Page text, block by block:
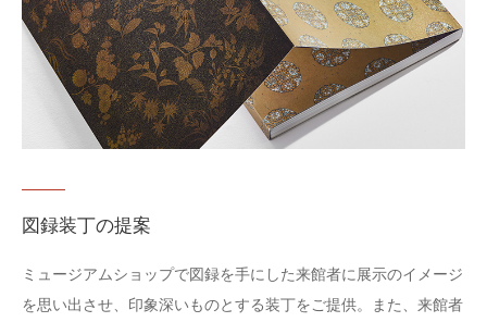
図録装丁の提案
ミュージアムショップで図録を手にした来館者に展示のイメージ
を思い出させ、印象深いものとする装丁をご提供。また、来館者